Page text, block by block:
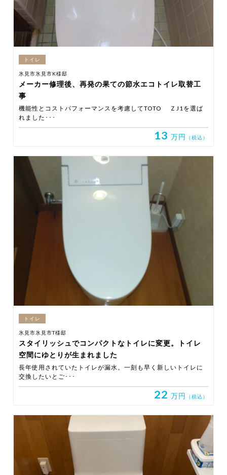
トイレ
氷見市氷見市K様邸
メーカー修理後、再発の果ての節水エコトイレ取替工
事
機能性とコストパフォーマンスを考慮してTOTO ＺJ1を選ば
れました･･･
13 万円 （税込）
トイレ
氷見市氷見市T様邸
スタイリッシュでコンパクトなトイレに変更。トイレ
空間にゆとりが生まれました
長年使用されていたトイレが漏水。一刻も早く新しいトイレに
交換したいとご･･･
22 万円 （税込）